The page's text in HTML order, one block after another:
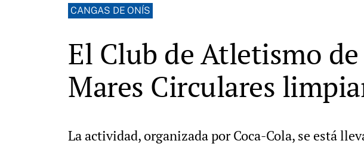
CANGAS DE ONÍS
El Club de Atletismo
Mares Circulares
La actividad, organizada por Coca-Cola, se está